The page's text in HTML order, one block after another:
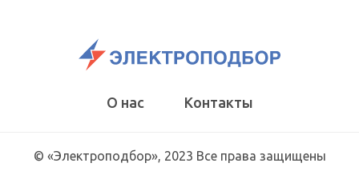
О нас Контакты
© «Электроподбор», 2023 Все права защищены